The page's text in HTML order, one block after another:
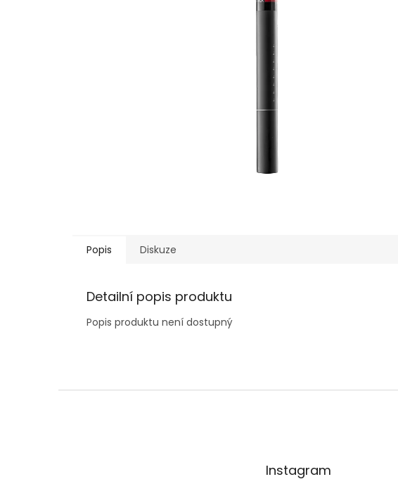
Popis Diskuze
Detailní popis produktu
Popis produktu není dostupný
Instagram